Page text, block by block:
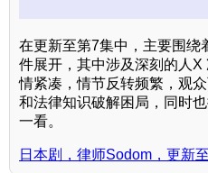
在更新至第7集中，主要围绕
件展开，其中涉及深刻的人X
情紧凑，情节反转频繁，观
和法律知识破解困局，同时
一看。
日本剧，律师Sodom，更新